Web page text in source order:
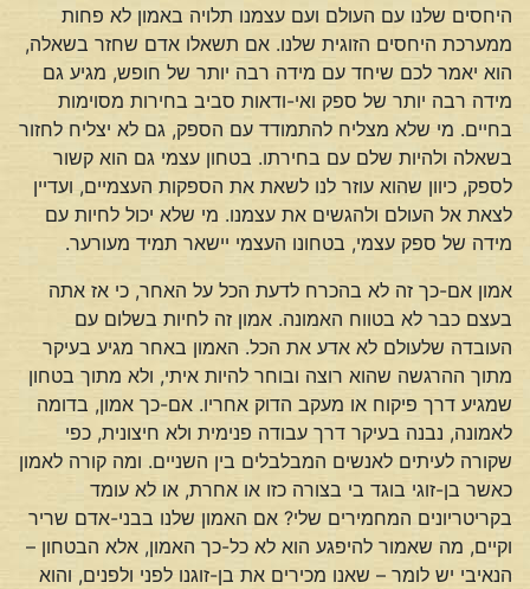
היחסים שלנו עם העולם ועם עצמנו תלויה באמון לא פחות
ממערכת היחסים הזוגית שלנו. אם תשאלו אדם שחזר בשאלה,
הוא יאמר לכם שיחד עם מידה רבה יותר של חופש, מגיע גם
מידה רבה יותר של ספק ואי-ודאות סביב בחירות מסוימות
בחיים. מי שלא מצליח להתמודד עם הספק, גם לא יצליח לחזור
בשאלה ולהיות שלם עם בחירתו. בטחון עצמי גם הוא קשור
לספק, כיוון שהוא עוזר לנו לשאת את הספקות העצמיים, ועדיין
לצאת אל העולם ולהגשים את עצמנו. מי שלא יכול לחיות עם
מידה של ספק עצמי, בטחונו העצמי יישאר תמיד מעורער.
אמון אם-כך זה לא בהכרח לדעת הכל על האחר, כי אז אתה
בעצם כבר לא בטווח האמונה. אמון זה לחיות בשלום עם
העובדה שלעולם לא אדע את הכל. האמון באחר מגיע בעיקר
מתוך ההרגשה שהוא רוצה ובוחר להיות איתי, ולא מתוך בטחון
שמגיע דרך פיקוח או מעקב הדוק אחריו. אם-כך אמון, בדומה
לאמונה, נבנה בעיקר דרך עבודה פנימית ולא חיצונית, כפי
שקורה לעיתים לאנשים המבלבלים בין השניים. ומה קורה לאמון
כאשר בן-זוגי בוגד בי בצורה כזו או אחרת, או לא עומד
בקריטריונים המחמירים שלי? אם האמון שלנו בבני-אדם שריר
וקיים, מה שאמור להיפגע הוא לא כל-כך האמון, אלא הבטחון –
הנאיבי יש לומר – שאנו מכירים את בן-זוגנו לפני ולפנים, והוא